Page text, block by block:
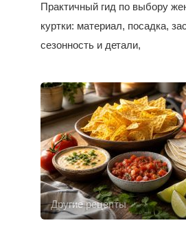
Практичный гид по выбору
куртки: материал, посадка,
сезонность и детали,
Другие рецепты